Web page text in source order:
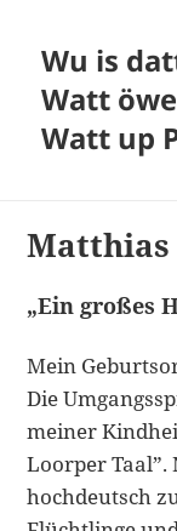
Wu is
Watt
Watt up
„Ein großes
Mein
Die
meiner
Loorper
hochdeutsch